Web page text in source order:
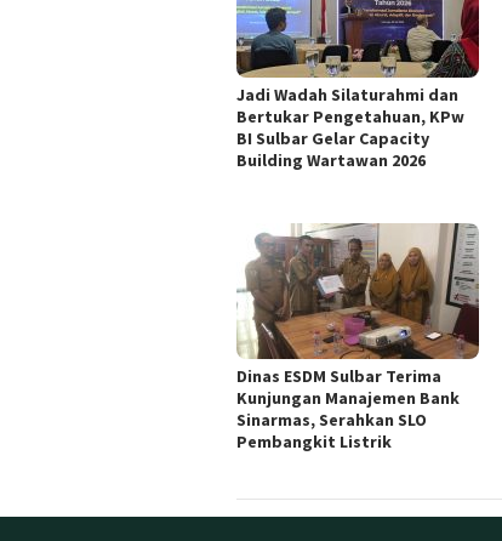
Jadi Wadah Silaturahmi dan
Bertukar Pengetahuan, KPw
BI Sulbar Gelar Capacity
Building Wartawan 2026
Dinas ESDM Sulbar Terima
Kunjungan Manajemen Bank
Sinarmas, Serahkan SLO
Pembangkit Listrik